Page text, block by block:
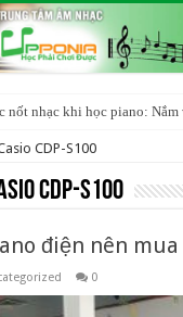
nốt nhạc khi học piano:
CDP-S100
CDP-S100
điện nên
0